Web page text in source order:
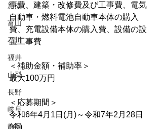
新潟
富山
石川
福井
山梨
長野
岐阜
静岡
事費、建築・改修費及び工事費、電気
自動車・燃料電池自動車本体の購入
費、充電設備本体の購入費、設備の設
置工事費
＜補助金額・補助率＞
最大100万円
＜応募期間＞
令和6年4月1日(月)～令和7年2月28日
(金)